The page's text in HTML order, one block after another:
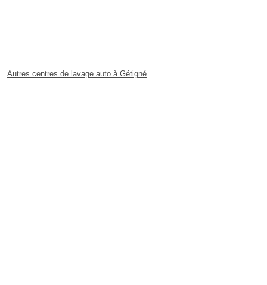
Autres centres de lavage auto à Gétigné